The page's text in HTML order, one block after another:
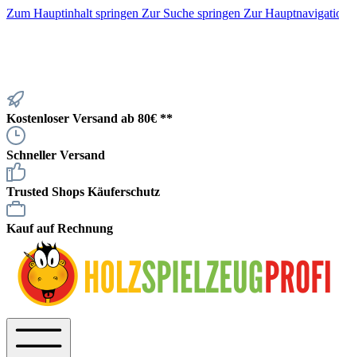
Zum Hauptinhalt springen Zur Suche springen Zur
Kostenloser Versand ab 80€ **
Schneller Versand
Trusted Shops Käuferschutz
Kauf auf Rechnung